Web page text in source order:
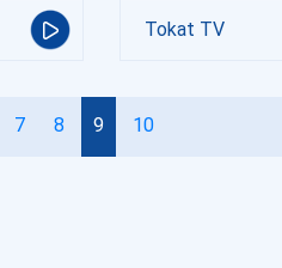
Tokat TV
7 8 9 10